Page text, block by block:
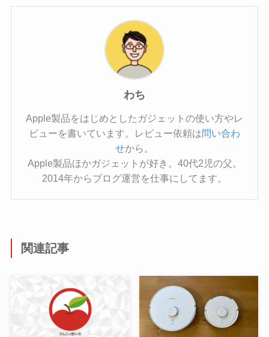
わち
Apple製品をはじめとしたガジェットの使い方やレ
ビューを書いています。レビュー依頼は問い合わ
せから。
Apple製品ほかガジェットが好き。40代2児の父。
2014年からブログ運営を仕事にしてます。
関連記事